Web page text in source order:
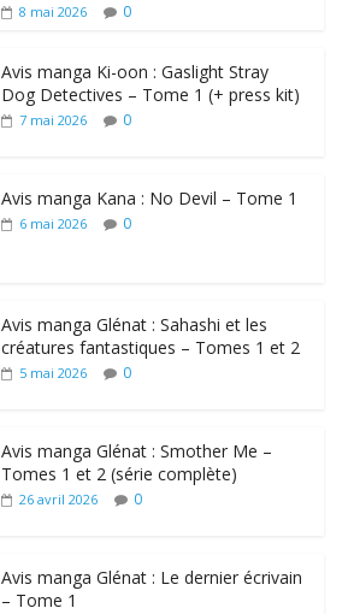
8 mai 2026 0
Avis manga Ki-oon : Gaslight Stray
Dog Detectives – Tome 1 (+ press kit)
7 mai 2026 0
Avis manga Kana : No Devil – Tome 1
6 mai 2026 0
Avis manga Glénat : Sahashi et les
créatures fantastiques – Tomes 1 et 2
5 mai 2026 0
Avis manga Glénat : Smother Me –
Tomes 1 et 2 (série complète)
26 avril 2026 0
Avis manga Glénat : Le dernier écrivain
– Tome 1